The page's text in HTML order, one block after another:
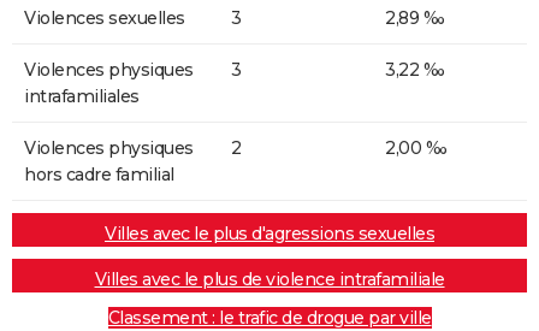
Violences sexuelles 3 2,89 ‰
Violences physiques
intrafamiliales
3 3,22 ‰
Violences physiques
hors cadre familial
2 2,00 ‰
Villes avec le plus d'agressions sexuelles
Villes avec le plus de violence intrafamiliale
Classement : le trafic de drogue par ville